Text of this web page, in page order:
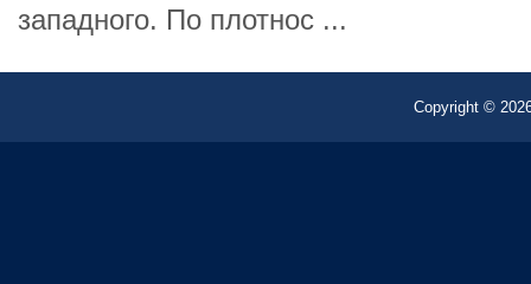
западного. По плотнос ...
Copyright ©